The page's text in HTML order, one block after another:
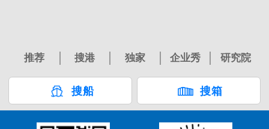
推荐 搜港 独家 企业秀 研究院
搜船 搜箱